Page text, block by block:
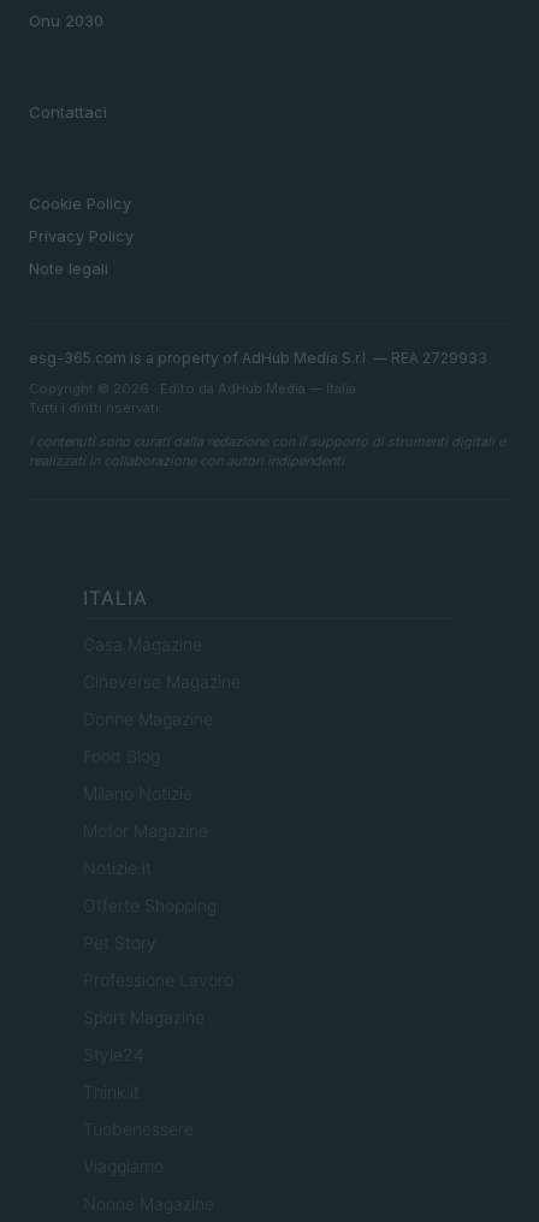
Onu 2030
Contattaci
Cookie Policy
Privacy Policy
Note legali
esg-365.com is a property of AdHub Media S.r.l. — REA 2729933
Copyright © 2026 · Edito da AdHub Media — Italia
Tutti i diritti riservati
I contenuti sono curati dalla redazione con il supporto di strumenti digitali e
realizzati in collaborazione con autori indipendenti.
ITALIA
Casa Magazine
Cineverse Magazine
Donne Magazine
Food Blog
Milano Notizie
Motor Magazine
Notizie.it
Offerte Shopping
Pet Story
Professione Lavoro
Sport Magazine
Style24
Think.it
Tuobenessere
Viaggiamo
Nonne Magazine